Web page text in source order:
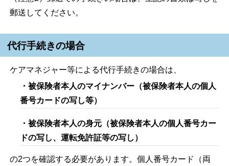
郵送してください。
代行手続きの場合
ケアマネジャー等による代行手続きの場合は、
・被保険者本人のマイナンバー（被保険者本人の個人
番号カードの写し等）
・被保険者本人の身元（被保険者本人の個人番号カー
ドの写し、運転免許証等の写し）
の2つを確認する必要があります。個人番号カード（両